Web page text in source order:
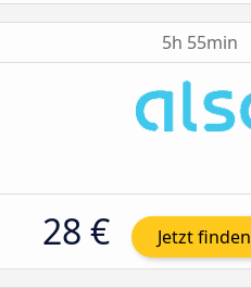
5h 55min
28 € Jetzt finden